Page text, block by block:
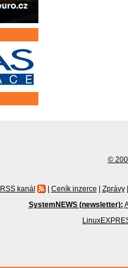
©
RSS kanál | Ceník inzerce | Zprávy |
SystemNEWS (newsletter):